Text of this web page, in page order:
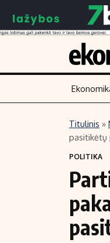
Turinys
Naujienos
Aplinka
Verslas
Energetika
Ekonomika
Titulinis »
pasitikėtų
POLITIKA